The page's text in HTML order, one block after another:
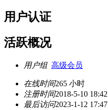
用户认证
活跃概况
用户组 高级会员
在线时间265 小时
注册时间2018-5-10 18:42
最后访问2023-1-12 17:47